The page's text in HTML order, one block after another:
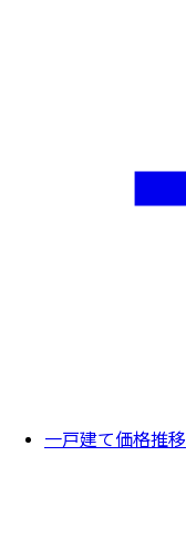
一戸建て価格推移